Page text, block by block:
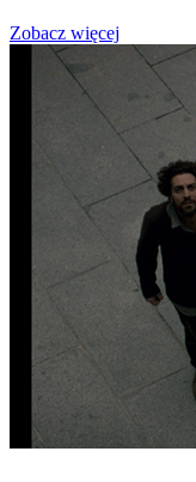
Zobacz więcej